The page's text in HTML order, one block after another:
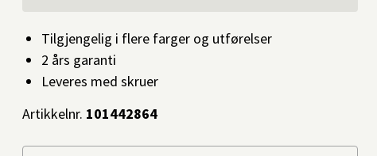
Tilgjengelig i flere farger og utførelser
2 års garanti
Leveres med skruer
Artikkelnr. 101442864